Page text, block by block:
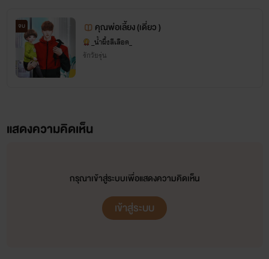
จบ คุณพ่อเลี้ยง (เดี่ยว )
_น้ำผึ้งสีเลือด_
รักวัยรุ่น
แสดงความคิดเห็น
กรุณาเข้าสู่ระบบเพื่อแสดงความคิดเห็น
เข้าสู่ระบบ